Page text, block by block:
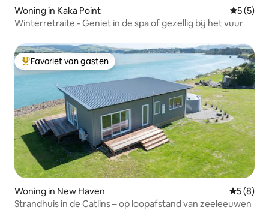
Woning in Kaka Point
5 (5)
Winterretraite - Geniet in de spa of gezellig bij het vuur
Topfavoriet van gasten
Favoriet van gasten
Woning in New Haven
5 (8)
Strandhuis in de Catlins – op loopafstand van zeeleeuwen